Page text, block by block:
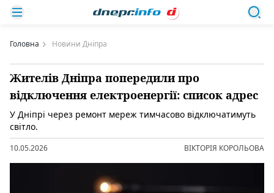
Головна Новини Дніпра
Жителів Дніпра попередили про
відключення електроенергії: список адрес
У Дніпрі через ремонт мереж тимчасово відключатимуть
світло.
10.05.2026 ВІКТОРІЯ КОРОЛЬОВА